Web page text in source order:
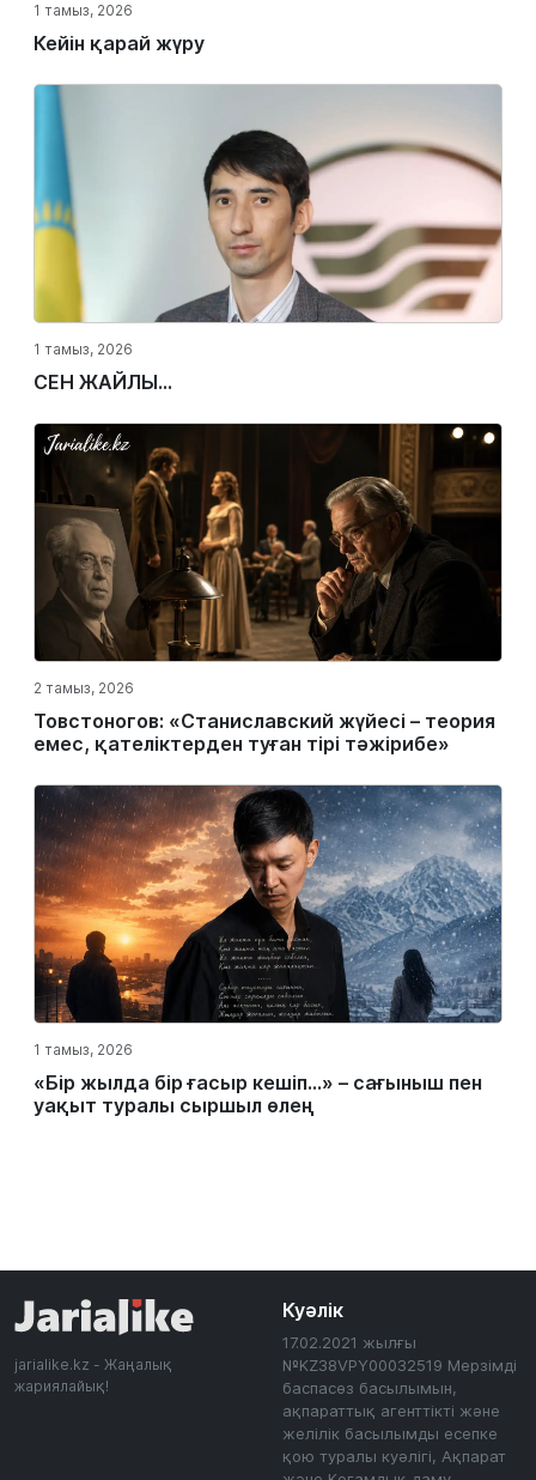
1 тамыз, 2026
Кейін қарай жүру
1 тамыз, 2026
СЕН ЖАЙЛЫ...
2 тамыз, 2026
Товстоногов: «Станиславский жүйесі – теория
емес, қателіктерден туған тірі тәжірибе»
1 тамыз, 2026
«Бір жылда бір ғасыр кешіп…» – сағыныш пен
уақыт туралы сыршыл өлең
jarialike.kz - Жаңалық
жариялайық!
Куәлік
17.02.2021 жылғы
№KZ38VPY00032519 Мерзімді
баспасөз басылымын,
ақпараттық агенттікті және
желілік басылымды есепке
қою туралы куәлігі, Ақпарат